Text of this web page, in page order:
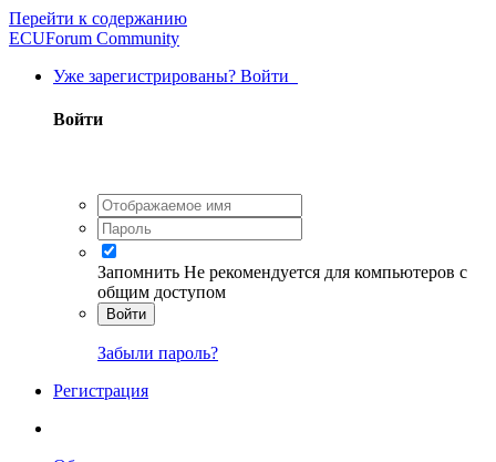
Перейти к содержанию
ECUForum Community
Уже зарегистрированы? Войти
Войти
Запомнить Не рекомендуется для компьютеров с
общим доступом
Войти
Забыли пароль?
Регистрация